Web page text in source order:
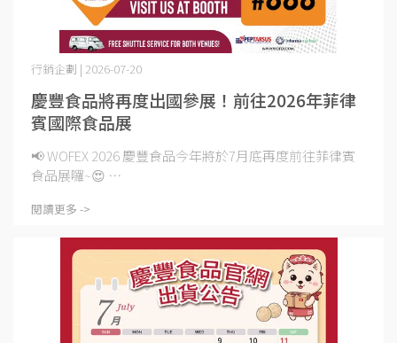
慶豐食品將再度出國參展！前往2026年菲律
賓國際食品展
行銷企劃 | 2026-07-20
📢 WOFEX 2026 慶豐食品今年將於7月底再度前往菲律賓
食品展囉~😍 ⋯
閱讀更多 ->